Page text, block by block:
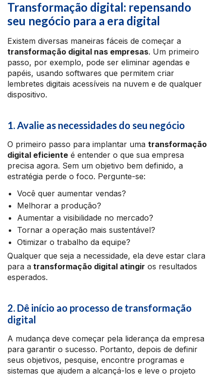
Transformação digital: repensando
seu negócio para a era digital
Existem diversas maneiras fáceis de começar a
transformação digital nas empresas. Um primeiro
passo, por exemplo, pode ser eliminar agendas e
papéis, usando softwares que permitem criar
lembretes digitais acessíveis na nuvem e de qualquer
dispositivo.
1. Avalie as necessidades do seu negócio
O primeiro passo para implantar uma transformação
digital eficiente é entender o que sua empresa
precisa agora. Sem um objetivo bem definido, a
estratégia perde o foco. Pergunte-se:
Você quer aumentar vendas?
Melhorar a produção?
Aumentar a visibilidade no mercado?
Tornar a operação mais sustentável?
Otimizar o trabalho da equipe?
Qualquer que seja a necessidade, ela deve estar clara
para a transformação digital atingir os resultados
esperados.
2. Dê início ao processo de transformação
digital
A mudança deve começar pela liderança da empresa
para garantir o sucesso. Portanto, depois de definir
seus objetivos, pesquise, encontre programas e
sistemas que ajudem a alcançá-los e leve o projeto